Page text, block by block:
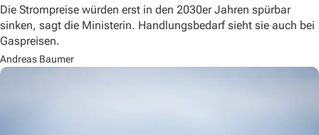
Die Strompreise würden erst in den 2030er Jahren spürbar
sinken, sagt die Ministerin. Handlungsbedarf sieht sie auch bei
Gaspreisen.
Andreas Baumer